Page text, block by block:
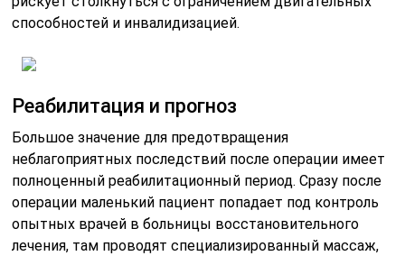
способностей и инвалидизацией.
Реабилитация и прогноз
Большое значение для предотвращения
неблагоприятных последствий после операции имеет
полноценный реабилитационный период. Сразу после
операции маленький пациент попадает под контроль
опытных врачей в больницы восстановительного
лечения, там проводят специализированный массаж,